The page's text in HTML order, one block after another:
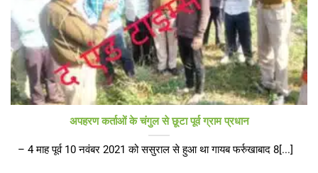
अपहरण कर्ताओं के चंगुल से छूटा पूर्व ग्राम प्रधान
– 4 माह पूर्व 10 नवंबर 2021 को ससुराल से हुआ था गायब फर्रुखाबाद 8[...]